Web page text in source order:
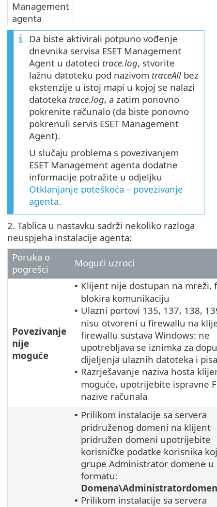
Management
agenta
Da biste aktivirali potpuno vođenje
dnevnika servisa ESET Management
Agent u datoteci trace.log, stvorite
lažnu datoteku pod nazivom traceAll bez
ekstenzije u istoj mapi u kojoj se nalazi
datoteka trace.log, a zatim ponovno
pokrenite računalo (da biste ponovno
pokrenuli servis ESET Management
Agent).
U slučaju problema s povezivanjem
ESET Management agenta dodatne
informacije potražite u odjeljku
Otklanjanje poteškoća – povezivanje
agenta.
2. Tablica u nastavku sadrži nekoliko razloga
neuspjeha instalacije agenta:
Poruka o
pogrešci
Mogući uzroci
Povezivanje
nije
moguće
• Klijent nije dostupan na mreži,
blokira komunikaciju
• Ulazni portovi 135, 137, 138,
nisu otvoreni u firewallu na
firewallu sustava Windows: ne
upotrebljava se iznimka za
dijeljenja ulaznih datoteka i
• Razrješavanje naziva hosta
moguće, upotrijebite ispravne
nazive računala
• Prilikom instalacije sa servera
pridruženog domeni na klijent
pridružen domeni upotrijebite
korisničke podatke korisnika
grupe Administrator domene u
formatu:
• Prilikom instalacije sa servera